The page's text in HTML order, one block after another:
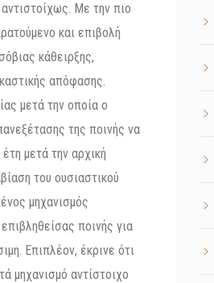
Με την πιο
και επιβολή
κάθειρξης,
απόφασης.
μετά την οποία ο
της ποινής να
μετά την αρχική
του ουσιαστικού
μηχανισμός
ποινής για
Επιπλέον, έκρινε ότι
μηχανισμό αντίστοιχο